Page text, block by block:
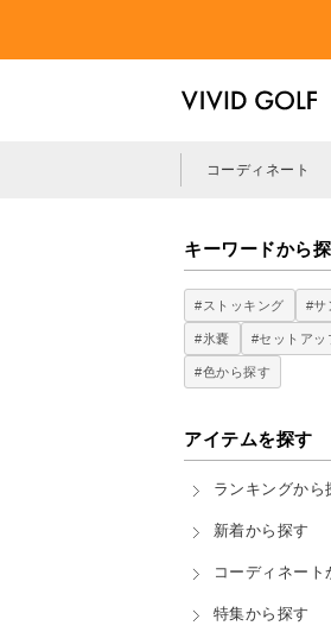
コーディネート
キーワードから
#ストッキング #サ
#氷嚢 #セットアッ
#色から探す
アイテムを探す
ランキングから
新着から探す
コーディネート
特集から探す